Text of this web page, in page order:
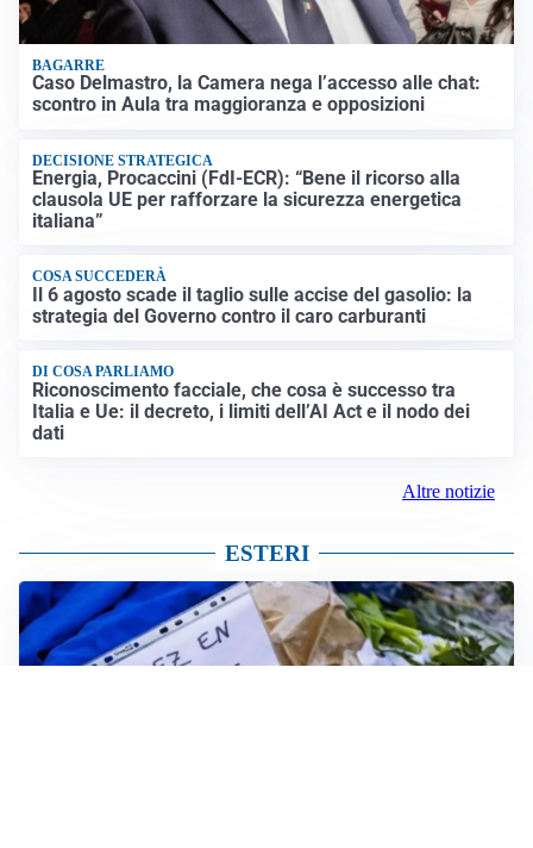
BAGARRE
Caso Delmastro, la Camera nega l’accesso alle chat:
scontro in Aula tra maggioranza e opposizioni
DECISIONE STRATEGICA
Energia, Procaccini (FdI-ECR): “Bene il ricorso alla
clausola UE per rafforzare la sicurezza energetica
italiana”
COSA SUCCEDERÀ
Il 6 agosto scade il taglio sulle accise del gasolio: la
strategia del Governo contro il caro carburanti
DI COSA PARLIAMO
Riconoscimento facciale, che cosa è successo tra
Italia e Ue: il decreto, i limiti dell’AI Act e il nodo dei
dati
Altre notizie
ESTERI